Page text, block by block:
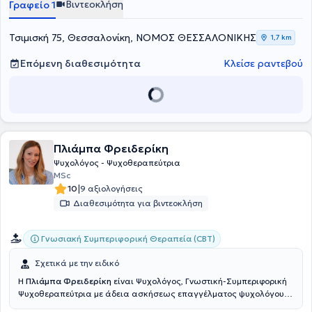
Γραφείο 1 Βιντεοκλήση
Τσιμισκή 75, Θεσσαλονίκη, ΝΟΜΟΣ ΘΕΣΣΑΛΟΝΙΚΗΣ 1,7 km
Επόμενη διαθεσιμότητα Κλείσε ραντεβού
Πλιάμπα Φρειδερίκη
Ψυχολόγος - Ψυχοθεραπεύτρια
MSc
10|9 αξιολογήσεις
Διαθεσιμότητα για βιντεοκλήση
Γνωσιακή Συμπεριφορική Θεραπεία (CBT)
Σχετικά με την ειδικό
H Πλιάμπα Φρειδερίκη είναι Ψυχολόγος, Γνωστική-Συμπεριφορική
Ψυχοθεραπεύτρια με άδεια ασκήσεως επαγγέλματος ψυχολόγου.